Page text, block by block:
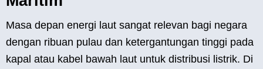
Masa depan energi laut sangat relevan bagi negara
dengan ribuan pulau dan ketergantungan tinggi pada
kapal atau kabel bawah laut untuk distribusi listrik. Di